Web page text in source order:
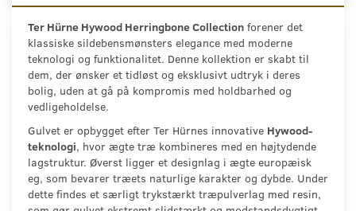
Ter Hürne Hywood Herringbone Collection forener det
klassiske sildebensmønsters elegance med moderne
teknologi og funktionalitet. Denne kollektion er skabt til
dem, der ønsker et tidløst og eksklusivt udtryk i deres
bolig, uden at gå på kompromis med holdbarhed og
vedligeholdelse.
Gulvet er opbygget efter Ter Hürnes innovative Hywood-
teknologi, hvor ægte træ kombineres med en højtydende
lagstruktur. Øverst ligger et designlag i ægte europæisk
eg, som bevarer træets naturlige karakter og dybde. Under
dette findes et særligt trykstærkt træpulverlag med resin,